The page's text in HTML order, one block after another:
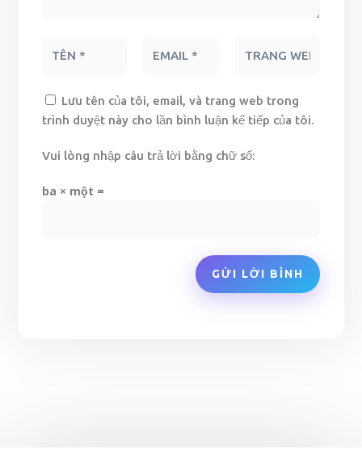
Lưu tên của tôi, email, và trang web trong
trình duyệt này cho lần bình luận kế tiếp của tôi.
Vui lòng nhập câu trả lời bằng chữ số:
ba × một =
GỬI LỜI BÌNH